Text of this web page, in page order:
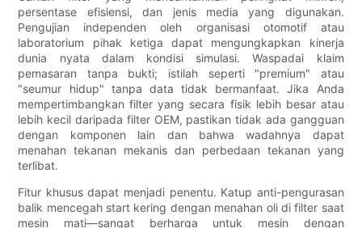
persentase efisiensi, dan jenis media yang digunakan.
Pengujian independen oleh organisasi otomotif atau
laboratorium pihak ketiga dapat mengungkapkan kinerja
dunia nyata dalam kondisi simulasi. Waspadai klaim
pemasaran tanpa bukti; istilah seperti "premium" atau
"seumur hidup" tanpa data tidak bermanfaat. Jika Anda
mempertimbangkan filter yang secara fisik lebih besar atau
lebih kecil daripada filter OEM, pastikan tidak ada gangguan
dengan komponen lain dan bahwa wadahnya dapat
menahan tekanan mekanis dan perbedaan tekanan yang
terlibat.
Fitur khusus dapat menjadi penentu. Katup anti-pengurasan
balik mencegah start kering dengan menahan oli di filter saat
mesin mati—sangat berharga untuk mesin dengan